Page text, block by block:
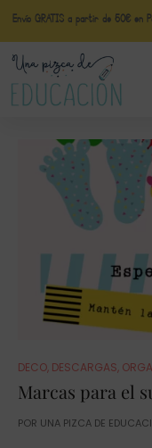
Envío GRATIS a partir de 50€ en
DECO, DESCARGAS,
Marcas para el
POR UNA PIZCA DE